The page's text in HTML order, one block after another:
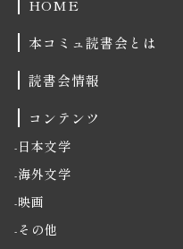
HOME
本コミュ読書会とは
読書会情報
コンテンツ
日本文学
海外文学
映画
その他